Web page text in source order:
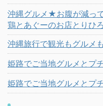
沖縄グルメ★お腹が減っ
鶏とあぐーのお店とりひろ
沖縄旅行で観光もグルメ
姫路でご当地グルメとプ
姫路でご当地グルメとプ